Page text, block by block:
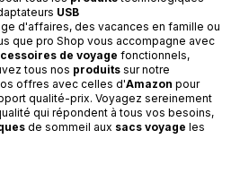
USB
d'affaires, des vacances en famille ou
que pro Shop vous accompagne avec
de voyage fonctionnels,
tous nos produits sur notre
offres avec celles d'Amazon pour
qualité-prix. Voyagez sereinement
qui répondent à tous vos besoins,
de sommeil aux sacs voyage les